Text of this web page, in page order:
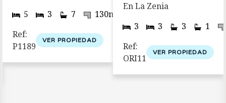
1013m
5 3 7 130m 2
Ref:
P1189
VER PROPIEDAD
En La Zenia
3
3 3
1
Ref:
ORI11
VER PROPIEDAD